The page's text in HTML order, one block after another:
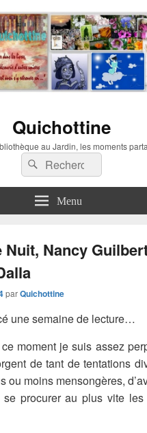
Quichottine
au Jardin, les moments
Recherche :
Rechercher
Menu
Nuit, Nancy
parQuichottine
une semaine de lecture…
ce moment je suis assez
de tant de tentations
ou moins mensongères,
procurer au plus vite les